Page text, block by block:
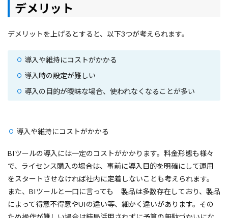
デメリット
デメリットを上げるとすると、以下3つが考えられます。
導入や維持にコストがかかる
導入時の設定が難しい
導入の目的が曖昧な場合、使われなくなることが多い
導入や維持にコストがかかる
BIツールの導入には一定のコストがかかります。料金形態も様々
で、ライセンス購入の場合は、事前に導入目的を明確にして運用
をスタートさせなければ社内に定着しないことも考えられます。
また、BIツールと一口に言っても 製品は多数存在しており、製品
によって得意不得意やUIの違い等、細かく違いがあります。その